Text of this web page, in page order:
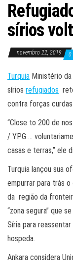
sírios
novembro 22, 2019 0
Turquia Ministério da
sírios refugiados
contra forças
“Close to 200 de
/ YPG …
casas e terras,” ele
Turquia lançou sua
empurrar para trás
da região da
“zona segura” que
Síria para
hospeda.
Ankara considera